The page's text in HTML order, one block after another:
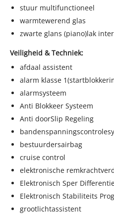
stuur multifunctioneel
warmtewerend glas
zwarte glans (piano)lak
Veiligheid & Techniek:
afdaal assistent
alarm klasse
alarmsysteem
Anti Blokkeer Systeem
Anti doorSlip Regeling
bestuurdersairbag
cruise control
elektronische
Elektronisch Sper
Elektronisch Stabiliteits
grootlichtassistent